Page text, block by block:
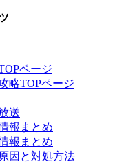
ページ
略TOPページ
送
報まとめ
報まとめ
因と対処方法